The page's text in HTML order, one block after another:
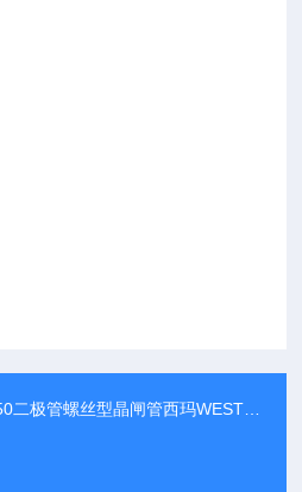
管螺丝型晶闸管西玛WESTCODE全系列现货